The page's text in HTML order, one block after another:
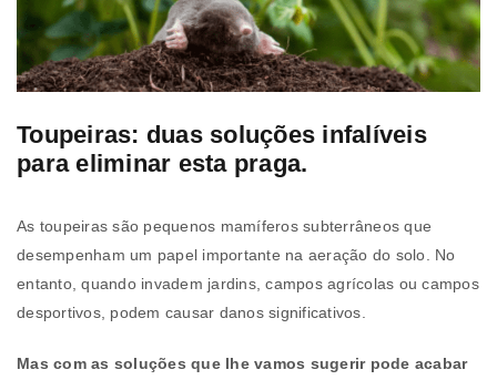
Toupeiras: duas soluções infalíveis
para eliminar esta praga.
As toupeiras são pequenos mamíferos subterrâneos que
desempenham um papel importante na aeração do solo. No
entanto, quando invadem jardins, campos agrícolas ou campos
desportivos, podem causar danos significativos.
Mas com as soluções que lhe vamos sugerir pode acabar